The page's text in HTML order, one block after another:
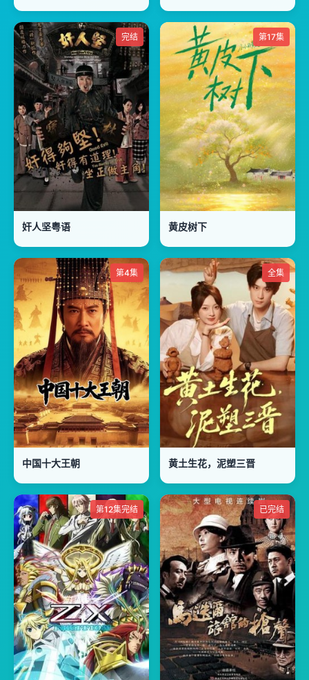
完结
奸人坚粤语
第17集
黄皮树下
第4集
中国十大王朝
全集
黄土生花，泥塑三晋
第12集完结 已完结